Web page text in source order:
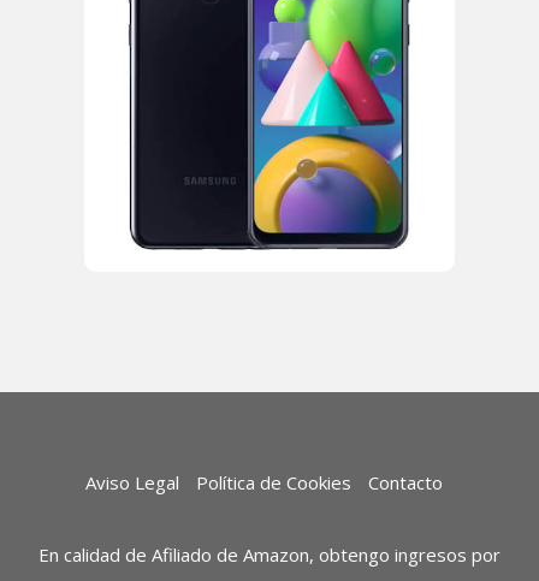
Aviso Legal Política de Cookies Contacto
En calidad de Afiliado de Amazon, obtengo ingresos por